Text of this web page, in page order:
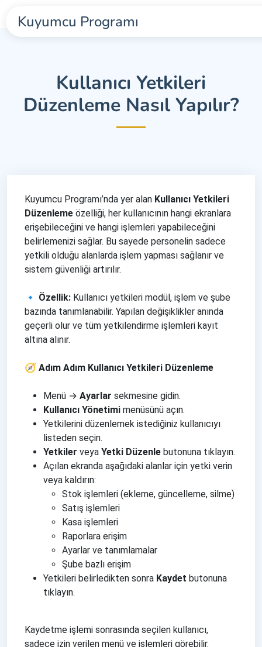
Kuyumcu Programı
Kullanıcı Yetkileri
Düzenleme Nasıl Yapılır?
Kuyumcu Programı’nda yer alan Kullanıcı Yetkileri
Düzenleme özelliği, her kullanıcının hangi ekranlara
erişebileceğini ve hangi işlemleri yapabileceğini
belirlemenizi sağlar. Bu sayede personelin sadece
yetkili olduğu alanlarda işlem yapması sağlanır ve
sistem güvenliği artırılır.
🔹 Özellik: Kullanıcı yetkileri modül, işlem ve şube
bazında tanımlanabilir. Yapılan değişiklikler anında
geçerli olur ve tüm yetkilendirme işlemleri kayıt
altına alınır.
🧭 Adım Adım Kullanıcı Yetkileri Düzenleme
Menü → Ayarlar sekmesine gidin.
Kullanıcı Yönetimi menüsünü açın.
Yetkilerini düzenlemek istediğiniz kullanıcıyı
listeden seçin.
Yetkiler veya Yetki Düzenle butonuna tıklayın.
Açılan ekranda aşağıdaki alanlar için yetki verin
veya kaldırın:
Stok işlemleri (ekleme, güncelleme, silme)
Satış işlemleri
Kasa işlemleri
Raporlara erişim
Ayarlar ve tanımlamalar
Şube bazlı erişim
Yetkileri belirledikten sonra Kaydet butonuna
tıklayın.
Kaydetme işlemi sonrasında seçilen kullanıcı,
sadece izin verilen menü ve işlemleri görebilir.